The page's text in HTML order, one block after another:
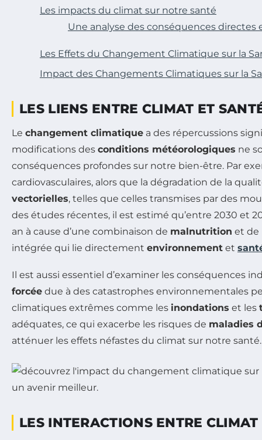
Les impacts du climat sur notre santé
Une analyse des conséquences directes
Les Effets du Changement Climatique sur la
Impact des Changements Climatiques sur la
LES LIENS ENTRE CLIMAT ET
Le changement climatique a des répercussions
modifications des conditions météorologiques ne
conséquences profondes sur notre bien-être. Par
cardiovasculaires, alors que la dégradation de la
vectorielles, telles que celles transmises par des
des études récentes, il est estimé qu’entre 2030 et
an à cause d’une combinaison de malnutrition et de
intégrée qui lie directement environnement et
Il est aussi essentiel d’examiner les conséquences
forcée due à des catastrophes environnementales
climatiques extrêmes comme les inondations et les
adéquates, ce qui exacerbe les risques de maladies
atténuer les effets néfastes du climat sur notre santé.
LES INTERACTIONS ENTRE